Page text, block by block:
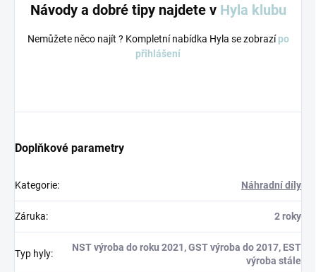
Návody a dobré tipy najdete v Hyla klubu
Nemůžete něco najít ? Kompletní nabídka Hyla se zobrazí po
přihlášení
Doplňkové parametry
Kategorie: Náhradní díly
Záruka: 2 roky
Typ hyly:
NST výroba do roku 2021, GST výroba do 2017, EST
výroba stále